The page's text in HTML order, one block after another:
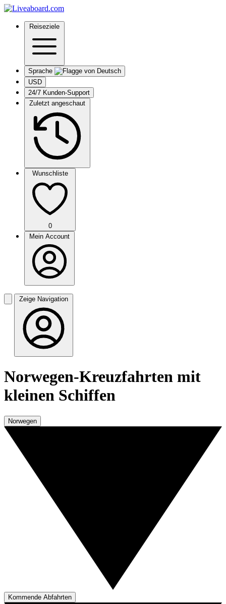
Reiseziele
Sprache
USD
24/7 Kunden-Support
Zuletzt angeschaut
Wunschliste
0
Mein Account
Zeige Navigation
Norwegen-Kreuzfahrten mit
kleinen Schiffen
Norwegen
Kommende Abfahrten